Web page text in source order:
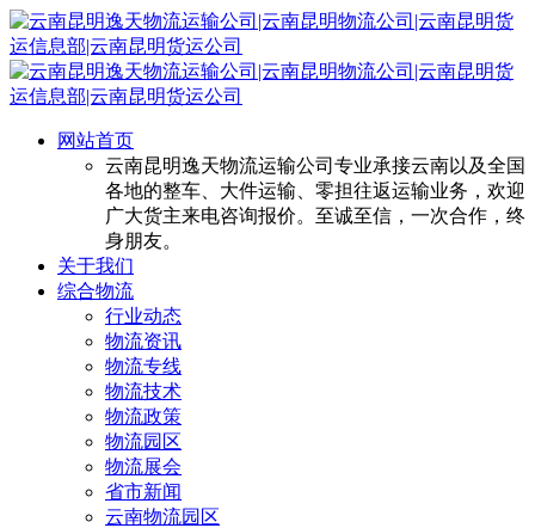
网站首页
云南昆明逸天物流运输公司专业承接云南以及全国
各地的整车、大件运输、零担往返运输业务，欢迎
广大货主来电咨询报价。至诚至信，一次合作，终
身朋友。
关于我们
综合物流
行业动态
物流资讯
物流专线
物流技术
物流政策
物流园区
物流展会
省市新闻
云南物流园区